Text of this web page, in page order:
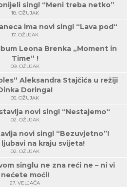
singl “Meni treba netko”
18. OŽUJAK
ima novi singl “Lava pod“
17. OŽUJAK
Leona Brenka „Moment in
Time“ !
09. OŽUJAK
Aleksandra Stajčića u režiji
Doringa!
05. OŽUJAK
novi singl “Nestajemo“
02. OŽUJAK
novi singl “Bezuvjetno”!
ljubavi na kraju svijeta!
02. OŽUJAK
singlu ne zna reći ne – ni vi
nećete moći!
27. VELJAČA